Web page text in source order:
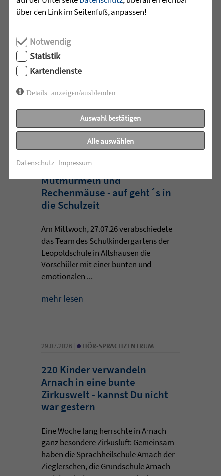
Im Mai stand an der Sprachheilschule
und Klimaschutzes. Unter dem Motto
„Aus alt mach neu“ beschäftigten sich
die Schülerinnen und Schüler im
Rahmen einer Projektwoche intensiv
mehr lesen
•
Mutmurmeln und
Rechenmäuse - auf geht´s in
die Schulzeit
Am Mittwoch, 27.07.26 verabschiedete
das Team des Schulkindergartens der
Leopoldschule in Altshausen die
Vorschüler mit einer bunten und
emotionalen ...
mehr lesen
29.07.2026 | • HÖR-SPRACHZENTRUM
220 Kinder verwandeln
Arnach in eine bunte
Zirkuswelt - kannst Du nicht
war gestern
Eine Woche lang herrschte in Arnach
ganz besondere Zirkusluft: Gemeinsam
haben die Sprachheilschule Arnach der
Zieglerschen, die Grundschule Arnach
über den Link im Seitenfuß, anpassen!
Notwendig
Statistik
Kartendienste
Details anzeigen/ausblenden
Auswahl bestätigen
Alle auswählen
Datenschutz Impressum